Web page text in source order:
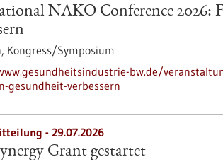
NAKO Conference 2026:
Kongress/Symposium
bw.de/
gesundheit-verbessern
- 29.07.2026
Grant gestartet